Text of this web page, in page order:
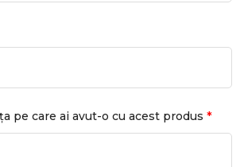
pe care ai avut-o cu acest produs *